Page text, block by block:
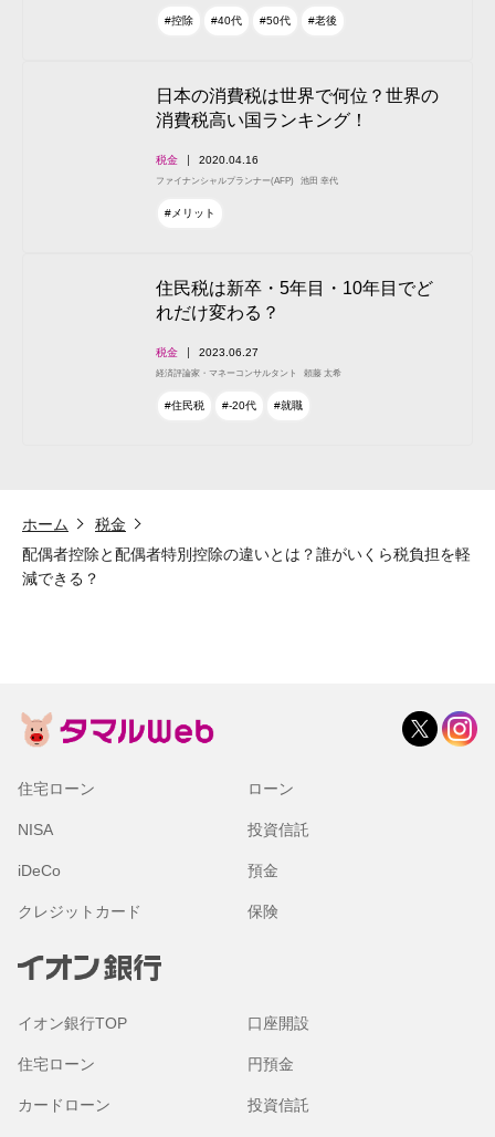
#控除 #40代 #50代 #老後
日本の消費税は世界で何位？世界の
消費税高い国ランキング！
税金 2020.04.16
ファイナンシャルプランナー(AFP) 池田 幸代
#メリット
住民税は新卒・5年目・10年目でど
れだけ変わる？
税金 2023.06.27
経済評論家・マネーコンサルタント 頼藤 太希
#住民税 #-20代 #就職
ホーム
税金
配偶者控除と配偶者特別控除の違いとは？誰がいくら税負担を軽
減できる？
住宅ローン ローン
NISA 投資信託
iDeCo 預金
クレジットカード 保険
イオン銀行TOP 口座開設
住宅ローン 円預金
カードローン 投資信託